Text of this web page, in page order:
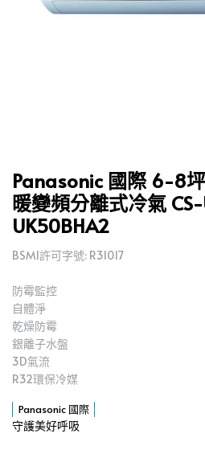
Panasonic 國際 6-8
暖變頻分離式冷氣
UK50BHA2
BSMI許可字號: R31017
防霉監控
自體淨
乾燥防霉
銀離子水盤
3D氣流
R32環保冷媒
Panasonic 國際
守護美好呼吸